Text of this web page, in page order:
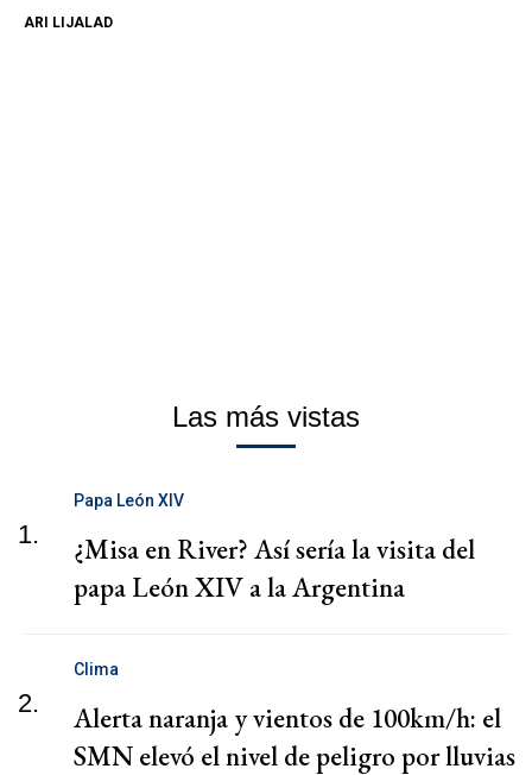
ARI LIJALAD
Las más vistas
1.
Papa León XIV
¿Misa en River? Así sería la visita del
papa León XIV a la Argentina
2.
Clima
Alerta naranja y vientos de 100km/h: el
SMN elevó el nivel de peligro por lluvias